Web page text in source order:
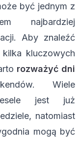
być jednym z
najbardziej
Aby znaleźć
kluczowych
rozważyć dni
Wiele
jest już
natomiast
mogą być